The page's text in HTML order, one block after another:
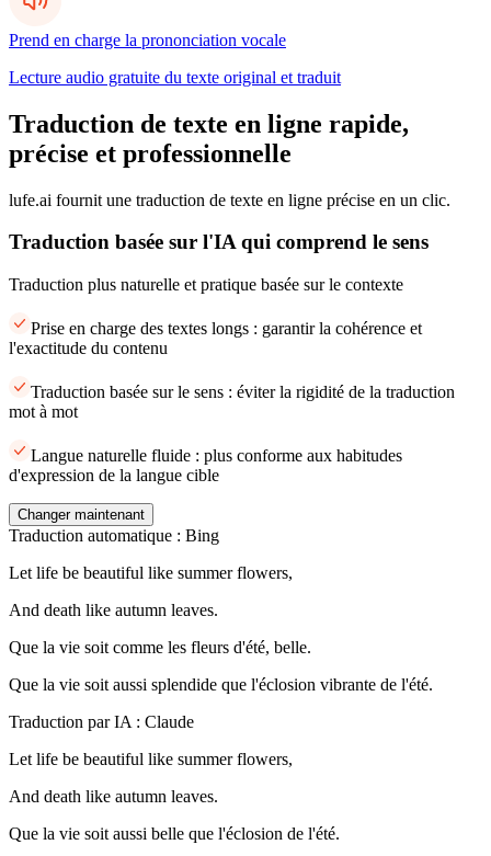
Prend en charge la prononciation vocale
Lecture audio gratuite du texte original et traduit
Traduction de texte en ligne rapide,
précise et professionnelle
lufe.ai fournit une traduction de texte en ligne précise en un clic.
Traduction basée sur l'IA qui comprend le sens
Traduction plus naturelle et pratique basée sur le contexte
Prise en charge des textes longs : garantir la cohérence et
l'exactitude du contenu
Traduction basée sur le sens : éviter la rigidité de la traduction
mot à mot
Langue naturelle fluide : plus conforme aux habitudes
d'expression de la langue cible
Changer maintenant
Traduction automatique : Bing
Let life be beautiful like summer flowers,
And death like autumn leaves.
Que la vie soit comme les fleurs d'été, belle.
Que la vie soit aussi splendide que l'éclosion vibrante de l'été.
Traduction par IA : Claude
Let life be beautiful like summer flowers,
And death like autumn leaves.
Que la vie soit aussi belle que l'éclosion de l'été.